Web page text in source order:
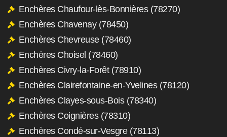
Enchères Chaufour-lès-Bonnières (78270)
Enchères Chavenay (78450)
Enchères Chevreuse (78460)
Enchères Choisel (78460)
Enchères Civry-la-Forêt (78910)
Enchères Clairefontaine-en-Yvelines (78120)
Enchères Clayes-sous-Bois (78340)
Enchères Coignières (78310)
Enchères Condé-sur-Vesgre (78113)